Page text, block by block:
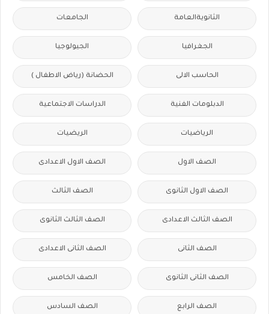
الثانويةالعامة الجامعات
الجغرافيا الجيولوجيا
الحاسب الالى الحضانة (رياض الاطفال )
الدبلومات الفنية الدراسات الاجتماعية
الرياضيات الريضيات
الصف الاول الصف الاول الاعدادى
الصف الاول الثانوى الصف الثالث
الصف الثالث الاعدادى الصف الثالث الثانوى
الصف الثانى الصف الثانى الاعدادى
الصف الثانى الثانوى الصف الخامس
الصف الرابع الصف السادس